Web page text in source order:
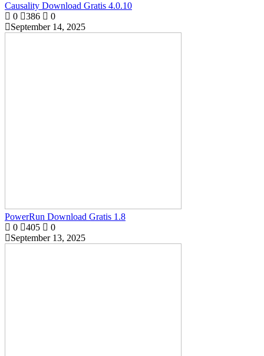
Causality Download Gratis 4.0.10
0
386
0
September 14, 2025
PowerRun Download Gratis 1.8
0
405
0
September 13, 2025